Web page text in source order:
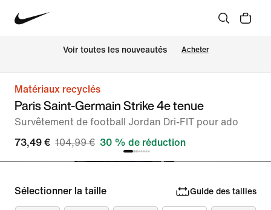
Voir toutes les nouveautés Acheter
Matériaux recyclés
Paris Saint-Germain Strike 4e tenue
Survêtement de football Jordan Dri-FIT pour ado
73,49 € 104,99 € 30 % de réduction
Sélectionner la taille Guide des tailles